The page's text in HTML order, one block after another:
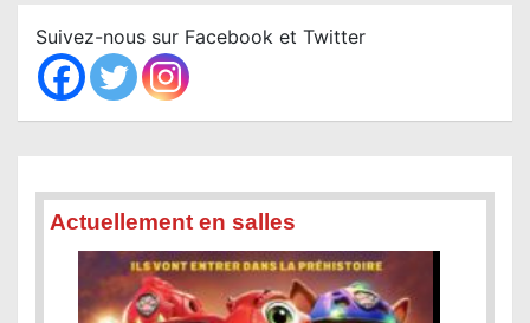
c
h
Suivez-nous sur Facebook et Twitter
Actuellement en salles